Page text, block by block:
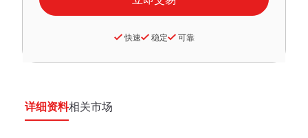
快速 稳定 可靠
详细资料相关市场